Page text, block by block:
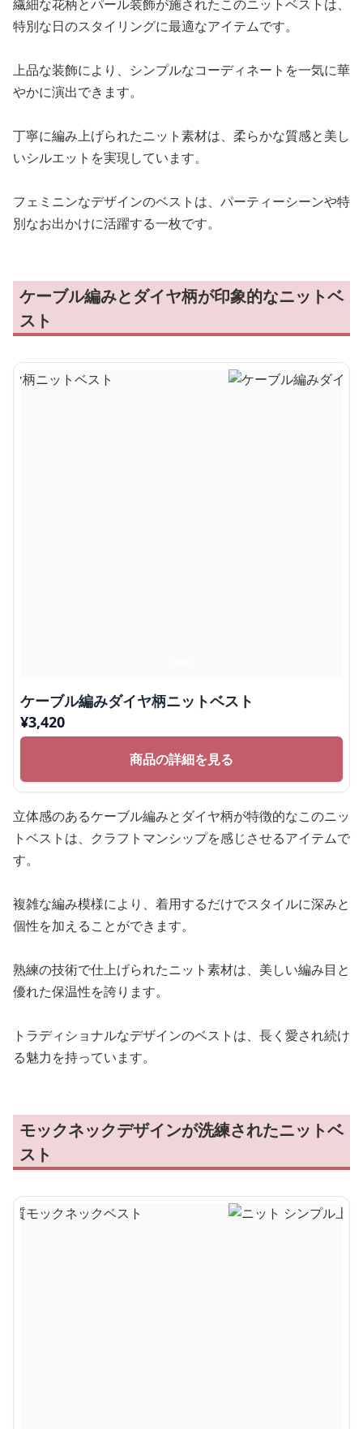
繊細な花柄とパール装飾が施されたこのニットベストは、
特別な日のスタイリングに最適なアイテムです。
上品な装飾により、シンプルなコーディネートを一気に華
やかに演出できます。
丁寧に編み上げられたニット素材は、柔らかな質感と美し
いシルエットを実現しています。
フェミニンなデザインのベストは、パーティーシーンや特
別なお出かけに活躍する一枚です。
ケーブル編みとダイヤ柄が印象的なニットベ
スト
ケーブル編みダイヤ柄ニットベスト
¥3,420
商品の詳細を見る
立体感のあるケーブル編みとダイヤ柄が特徴的なこのニッ
トベストは、クラフトマンシップを感じさせるアイテムで
す。
複雑な編み模様により、着用するだけでスタイルに深みと
個性を加えることができます。
熟練の技術で仕上げられたニット素材は、美しい編み目と
優れた保温性を誇ります。
トラディショナルなデザインのベストは、長く愛され続け
る魅力を持っています。
モックネックデザインが洗練されたニットベ
スト